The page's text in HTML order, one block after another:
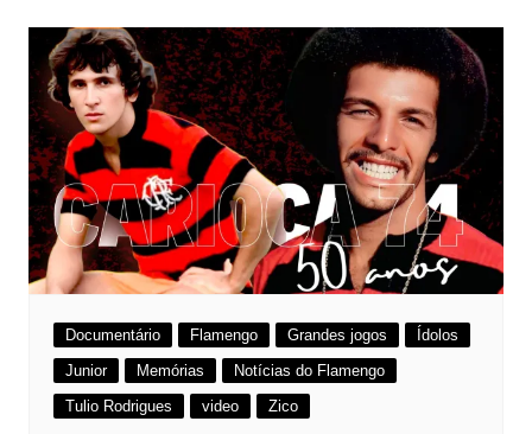
Documentário Flamengo Grandes jogos
Ídolos
Junior
Memórias
Notícias do Flamengo
Tulio Rodrigues
video Zico